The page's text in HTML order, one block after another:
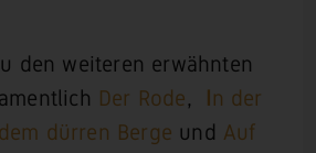
den weiteren erwähnten
Der Rode,
n der
dürren Berge und Auf